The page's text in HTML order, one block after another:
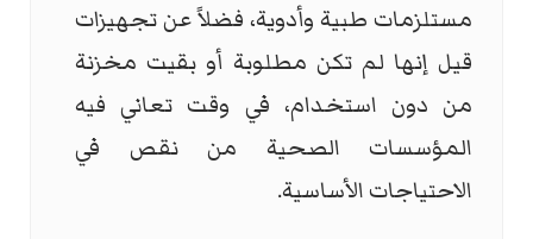
مستلزمات طبية وأدوية، فضلاً عن تجهيزات
قيل إنها لم تكن مطلوبة أو بقيت مخزنة
من دون استخدام، في وقت تعاني فيه
المؤسسات الصحية من نقص في
الاحتياجات الأساسية.